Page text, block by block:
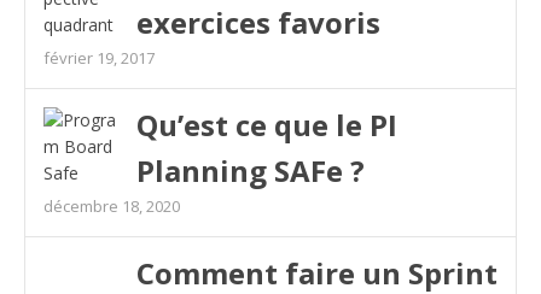
exercices favoris
février 19, 2017
Qu’est ce que le PI
Planning SAFe ?
décembre 18, 2020
Comment faire un Sprint